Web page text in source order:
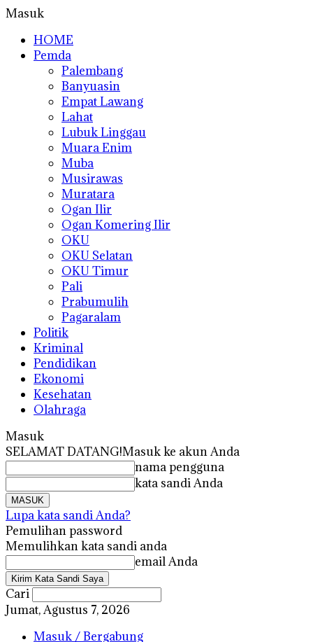
Masuk
HOME
Pemda
Palembang
Banyuasin
Empat Lawang
Lahat
Lubuk Linggau
Muara Enim
Muba
Musirawas
Muratara
Ogan Ilir
Ogan Komering Ilir
OKU
OKU Selatan
OKU Timur
Pali
Prabumulih
Pagaralam
Politik
Kriminal
Pendidikan
Ekonomi
Kesehatan
Olahraga
Masuk
SELAMAT DATANG!Masuk ke akun Anda
nama pengguna
kata sandi Anda
Lupa kata sandi Anda?
Pemulihan password
Memulihkan kata sandi anda
email Anda
Cari
Jumat, Agustus 7, 2026
Masuk / Bergabung